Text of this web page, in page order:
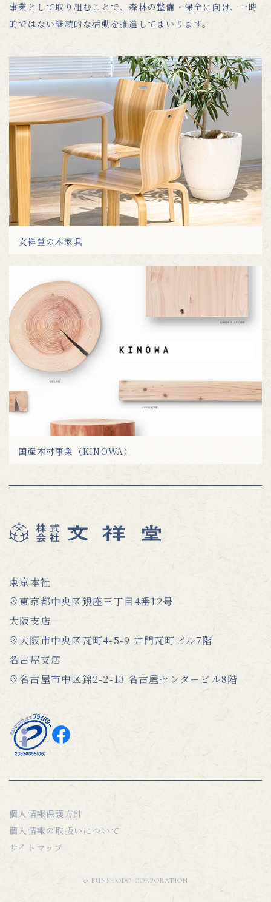
事業として取り組むことで、森林の整備・保全に向け、一時
的ではない継続的な活動を推進してまいります。
文祥堂の木家具
国産木材事業（KINOWA）
東京本社
東京都中央区銀座三丁目4番12号
大阪支店
大阪市中央区瓦町4-5-9 井門瓦町ビル7階
名古屋支店
名古屋市中区錦2-2-13 名古屋センタービル8階
個人情報保護方針
個人情報の取扱いについて
サイトマップ
© BUNSHODO CORPORATION